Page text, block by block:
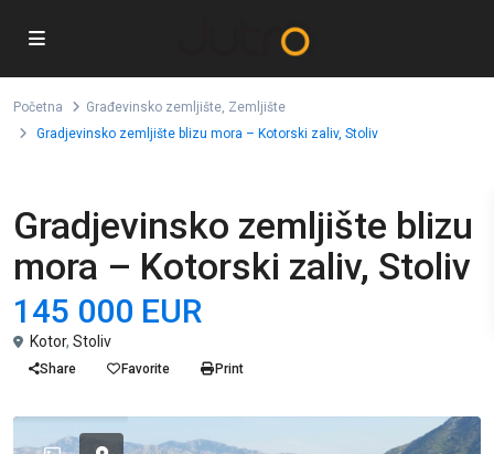
Početna Građevinsko zemljište, Zemljište
Gradjevinsko zemljište blizu mora – Kotorski zaliv, Stoliv
Gradjevinsko zemljište blizu
mora – Kotorski zaliv, Stoliv
145 000 EUR
Kotor, Stoliv
Share Favorite Print